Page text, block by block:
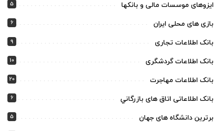
ایزوهای موسسات مالی و بانکها 5
بازی های محلی ایران 6
بانک اطلاعات تجاری 9
بانک اطلاعات گردشگری 10
بانک اطلاعات مهاجرت 20
بانک اطلاعاتی اتاق های بازرگاني 6
برترین دانشگاه های جهان 5